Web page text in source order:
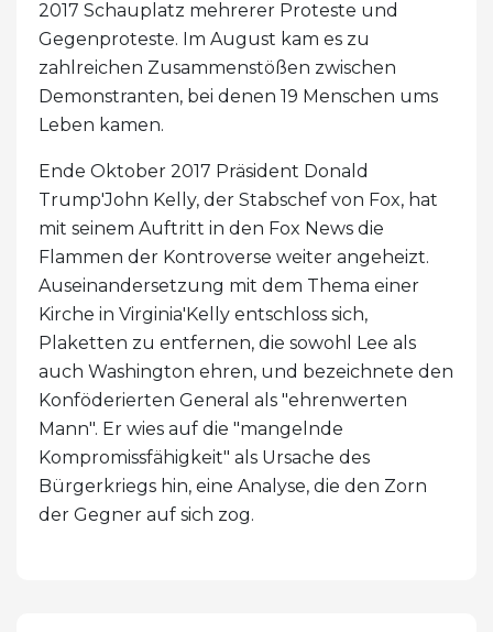
2017 Schauplatz mehrerer Proteste und
Gegenproteste. Im August kam es zu
zahlreichen Zusammenstößen zwischen
Demonstranten, bei denen 19 Menschen ums
Leben kamen.
Ende Oktober 2017 Präsident Donald
Trump'John Kelly, der Stabschef von Fox, hat
mit seinem Auftritt in den Fox News die
Flammen der Kontroverse weiter angeheizt.
Auseinandersetzung mit dem Thema einer
Kirche in Virginia'Kelly entschloss sich,
Plaketten zu entfernen, die sowohl Lee als
auch Washington ehren, und bezeichnete den
Konföderierten General als "ehrenwerten
Mann". Er wies auf die "mangelnde
Kompromissfähigkeit" als Ursache des
Bürgerkriegs hin, eine Analyse, die den Zorn
der Gegner auf sich zog.